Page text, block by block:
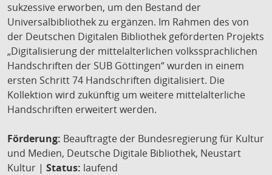
sukzessive erworben, um den Bestand der
Universalbibliothek zu ergänzen. Im Rahmen des von
der Deutschen Digitalen Bibliothek geförderten Projekts
„Digitalisierung der mittelalterlichen volkssprachlichen
Handschriften der SUB Göttingen“ wurden in einem
ersten Schritt 74 Handschriften digitalisiert. Die
Kollektion wird zukünftig um weitere mittelalterliche
Handschriften erweitert werden.
Förderung: Beauftragte der Bundesregierung für Kultur
und Medien, Deutsche Digitale Bibliothek, Neustart
Kultur | Status: laufend